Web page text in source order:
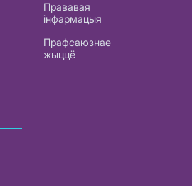
Прававая
інфармацыя
Прафсаюзнае
жыццё